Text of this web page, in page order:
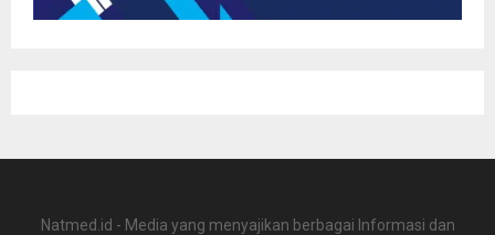
Natmed.id - Media yang menyajikan berbagai Informasi dan